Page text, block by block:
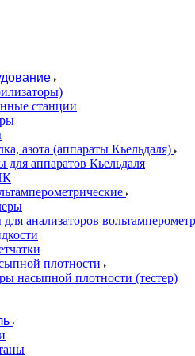
станции
азота (аппараты Кьельдаля)
для аппаратов Кьельдаля
анализаторов
плотности
насыпной плотности (тестер)